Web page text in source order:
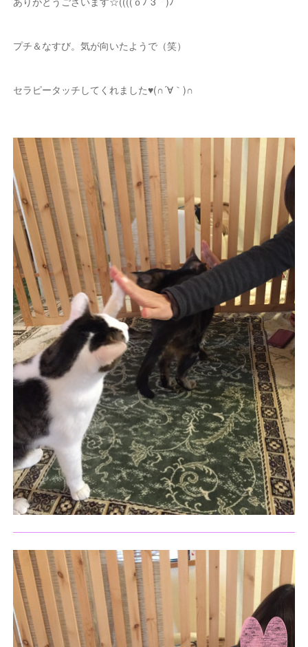
プチ＆なすび。気が向いたようで（笑）
セラピータッチしてくれました♥(∩´∀｀)∩